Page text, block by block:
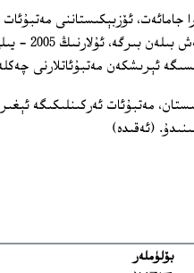
جامائەت، ئۆزبېكىستاننى
ئېرىشكەن مەتبۇئاتلارنى
مەتبۇئات ئەركىنلىكىگە
(ئەقىدە)
بۆلۈملەر